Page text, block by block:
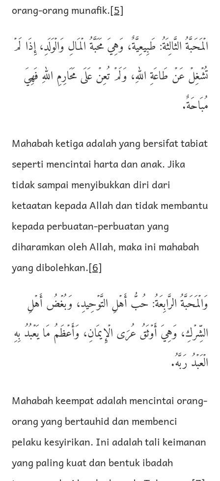
orang-orang munafik.[5]
الۡمَحَبَّةُ الثَّالِثَةُ: طَبِيعِيَّةٌ، وَهِيَ مَحَبَّةُ الۡمَالِ وَالۡوَلَدِ، إِذَا لَمۡ
تُشۡغِلۡ عَنۡ طَاعَةِ اللهِ، وَلَمۡ تُعِنۡ عَلَى مَحَارِمِ اللهِ فَهِيَ
مُبَاحَةٌ.
Mahabah ketiga adalah yang bersifat tabiat
seperti mencintai harta dan anak. Jika
tidak sampai menyibukkan diri dari
ketaatan kepada Allah dan tidak membantu
kepada perbuatan-perbuatan yang
diharamkan oleh Allah, maka ini mahabah
yang dibolehkan.[6]
وَالۡمَحَبَّةُ الرَّابِعَةُ: حُبُّ أَهۡلِ التَّوۡحِيدِ، وَبُغۡضُ أَهۡلِ
الشِّرۡكِ، وَهِيَ أَوۡثَقُ عُرَى الۡإِيمَانِ، وَأَعۡظَمُ مَا يَعۡبُدُ بِهِ
الۡعَبۡدُ رَبَّهُ.
Mahabah keempat adalah mencintai orang-
orang yang bertauhid dan membenci
pelaku kesyirikan. Ini adalah tali keimanan
yang paling kuat dan bentuk ibadah